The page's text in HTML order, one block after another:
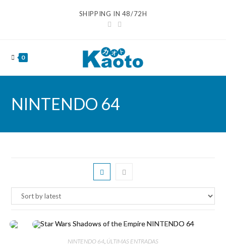
SHIPPING IN 48/72H
0
NINTENDO 64
NINTENDO 64, ÚLTIMAS ENTRADAS